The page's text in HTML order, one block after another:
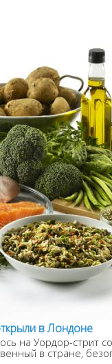
в Лондоне
на Уордор-стрит
в стране,